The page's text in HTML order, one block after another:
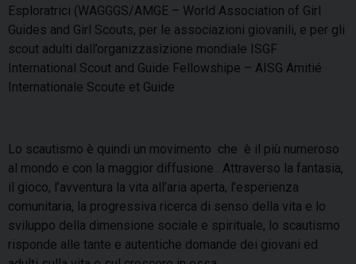
Esploratrici (WAGGGS/AMGE – World Association of Girl
Guides and Girl Scouts, per le associazioni giovanili, e per gli
scout adulti dall’organizzasìzione mondiale ISGF
International Scout and Guide Fellowshipe – AISG Amitié
Internationale Scoute et Guide
Lo scautismo è quindi un movimento che è il più numeroso
al mondo e con la maggior diffusione . Attraverso la fantasia,
il gioco, l’avventura la vita all’aria aperta, l’esperienza
comunitaria, la progressiva ricerca di senso della vita e lo
sviluppo della dimensione sociale e spirituale, lo scautismo
risponde alle tante e autentiche domande dei giovani ed